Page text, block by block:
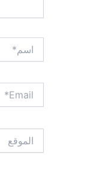
اسم*
Email*
الموقع